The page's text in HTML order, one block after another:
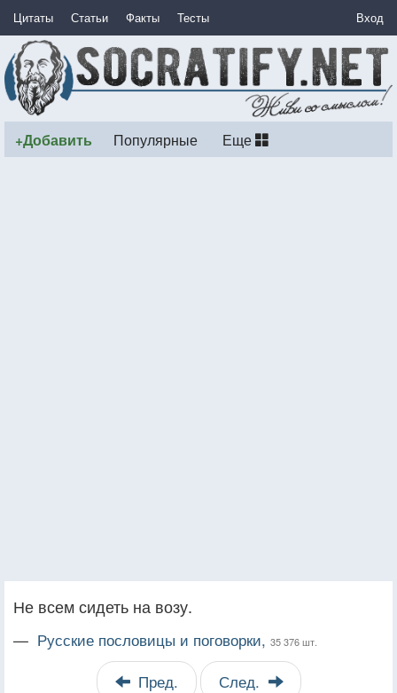
Цитаты Статьи Факты Тесты Вход
+Добавить Популярные Еще
Не всем сидеть на возу.
— Русские пословицы и поговорки, 35 376 шт.
Пред. След.